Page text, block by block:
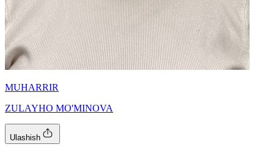
MUHARRIR
ZULAYHO MO'MINOVA
Ulashish